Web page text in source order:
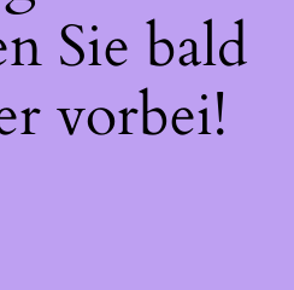
Sie bald
vorbei!